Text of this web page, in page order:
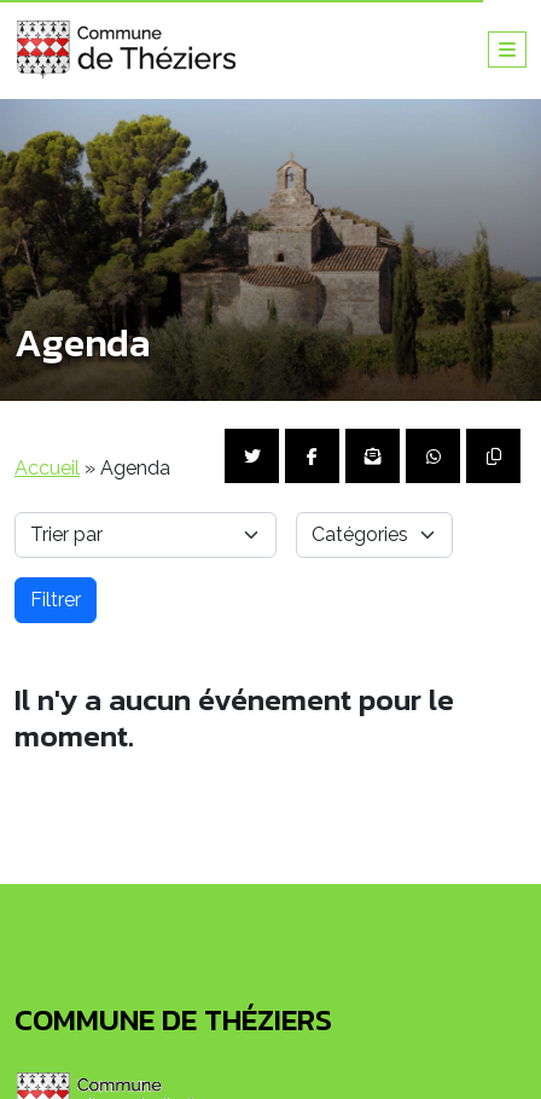
Agenda
Accueil » Agenda
Filtrer
Il n'y a aucun événement pour le
moment.
COMMUNE DE THÉZIERS